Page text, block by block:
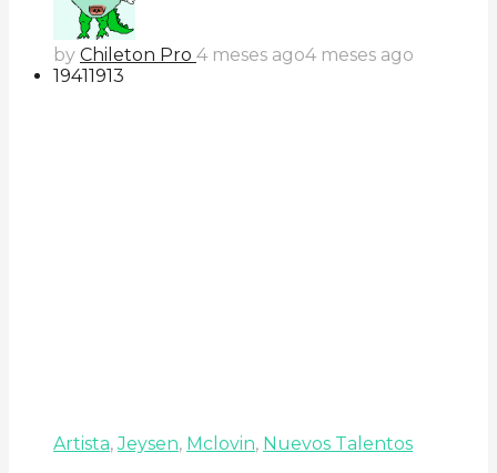
by Chileton Pro 4 meses ago4 meses ago
19411913
Artista,Jeysen, Mclovin, Nuevos Talentos